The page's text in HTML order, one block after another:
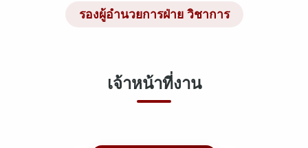
รองผู้อำนวยการฝ่าย วิชาการ
เจ้าหน้าที่งาน